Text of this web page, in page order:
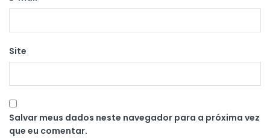
Site
Salvar meus dados neste navegador para a próxima vez
que eu comentar.